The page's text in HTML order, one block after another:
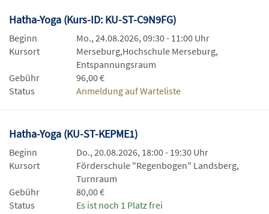
Hatha-Yoga (Kurs-ID: KU-ST-C9N9FG)
Beginn
Mo., 24.08.2026, 09:30 - 11:00 Uhr
Kursort
Merseburg,Hochschule Merseburg,
Entspannungsraum
Gebühr
96,00 €
Status
Anmeldung auf Warteliste
Hatha-Yoga (KU-ST-KEPME1)
Beginn
Do., 20.08.2026, 18:00 - 19:30 Uhr
Kursort
Förderschule "Regenbogen" Landsberg,
Turnraum
Gebühr
80,00 €
Status
Es ist noch 1 Platz frei